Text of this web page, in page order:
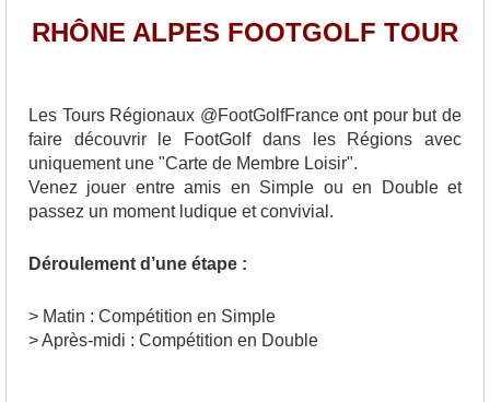
RHÔNE ALPES FOOTGOLF TOUR
Les Tours Régionaux @FootGolfFrance ont pour but de
faire découvrir le FootGolf dans les Régions avec
uniquement une "Carte de Membre Loisir".
Venez jouer entre amis en Simple ou en Double et
passez un moment ludique et convivial.
Déroulement d’une étape :
> Matin : Compétition en Simple
> Après-midi : Compétition en Double